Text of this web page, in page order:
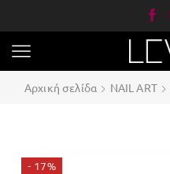
Αρχική σελίδα NAIL ART
- 17%